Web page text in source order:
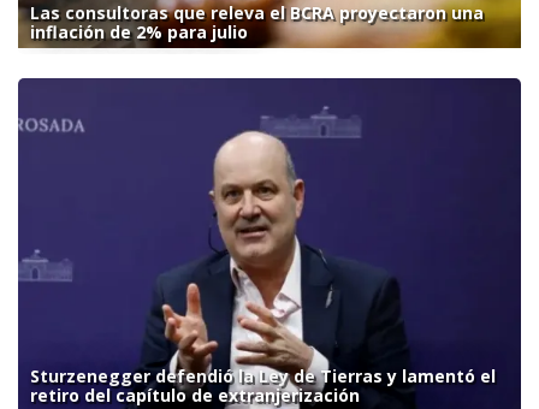
Las consultoras que releva el BCRA proyectaron una
inflación de 2% para julio
Sturzenegger defendió la Ley de Tierras y lamentó el
retiro del capítulo de extranjerización